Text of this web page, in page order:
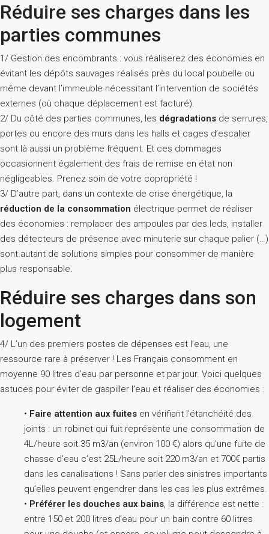
Réduire ses charges dans les
parties communes
1/ Gestion des encombrants : vous réaliserez des économies en
évitant les dépôts sauvages réalisés près du local poubelle ou
même devant l’immeuble nécessitant l’intervention de sociétés
externes (où chaque déplacement est facturé).
2/ Du côté des parties communes, les dégradations de serrures,
portes ou encore des murs dans les halls et cages d’escalier
sont là aussi un problème fréquent. Et ces dommages
occasionnent également des frais de remise en état non
négligeables. Prenez soin de votre copropriété !
3/ D’autre part, dans un contexte de crise énergétique, la
réduction de la consommation électrique permet de réaliser
des économies : remplacer des ampoules par des leds, installer
des détecteurs de présence avec minuterie sur chaque palier (…)
sont autant de solutions simples pour consommer de manière
plus responsable.
Réduire ses charges dans son
logement
4/ L’un des premiers postes de dépenses est l’eau, une
ressource rare à préserver ! Les Français consomment en
moyenne 90 litres d’eau par personne et par jour. Voici quelques
astuces pour éviter de gaspiller l’eau et réaliser des économies :
• Faire attention aux fuites en vérifiant l’étanchéité des
joints : un robinet qui fuit représente une consommation de
4L/heure soit 35 m3/an (environ 100 €) alors qu’une fuite de
chasse d’eau c’est 25L/heure soit 220 m3/an et 700€ partis
dans les canalisations ! Sans parler des sinistres importants
qu’elles peuvent engendrer dans les cas les plus extrêmes.
• Préférer les douches aux bains, la différence est nette :
entre 150 et 200 litres d’eau pour un bain contre 60 litres